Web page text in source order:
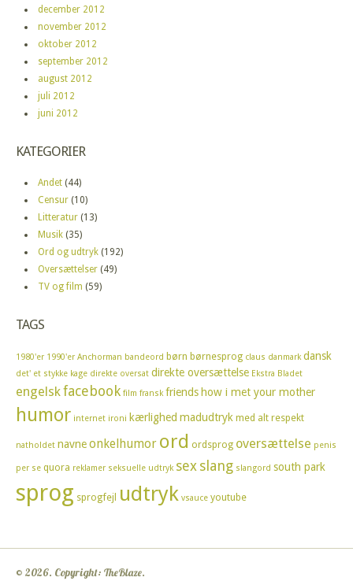
december 2012
november 2012
oktober 2012
september 2012
august 2012
juli 2012
juni 2012
KATEGORIER
Andet (44)
Censur (10)
Litteratur (13)
Musik (35)
Ord og udtryk (192)
Oversættelser (49)
TV og film (59)
TAGS
1980'er 1990'er Anchorman bandeord børn børnesprog claus danmark dansk
det' et stykke kage direkte oversat direkte oversættelse Ekstra Bladet
engelskfacebook film fransk friends how i met your mother
humor internet ironi kærlighed madudtryk med alt respekt
natholdet navneonkelhumor ord ordsprog oversættelse penis
per se quora reklamer seksuelle udtryk sexslang slangord south park
sprog sprogfejl udtryk vsauce youtube
© 2026. Copyright: TheBlaze.